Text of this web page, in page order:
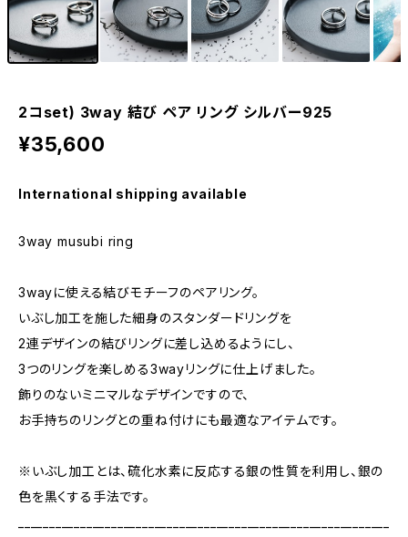
2コset) 3way 結び ペア リング シルバー925
¥35,600
International shipping available
3way musubi ring
3wayに使える結びモチーフのペアリング。
いぶし加工を施した細身のスタンダードリングを
2連デザインの結びリングに差し込めるようにし、
3つのリングを楽しめる3wayリングに仕上げました。
飾りのないミニマルなデザインですので、
お手持ちのリングとの重ね付けにも最適なアイテムです。
※いぶし加工とは、硫化水素に反応する銀の性質を利用し、銀の
色を黒くする手法です。